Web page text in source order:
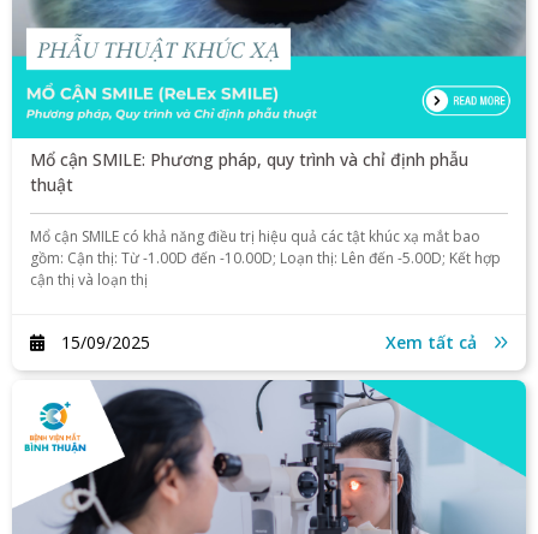
Mổ cận SMILE: Phương pháp, quy trình và chỉ định phẫu
thuật
Mổ cận SMILE có khả năng điều trị hiệu quả các tật khúc xạ mắt bao
gồm: Cận thị: Từ -1.00D đến -10.00D; Loạn thị: Lên đến -5.00D; Kết hợp
cận thị và loạn thị
15/09/2025 Xem tất cả